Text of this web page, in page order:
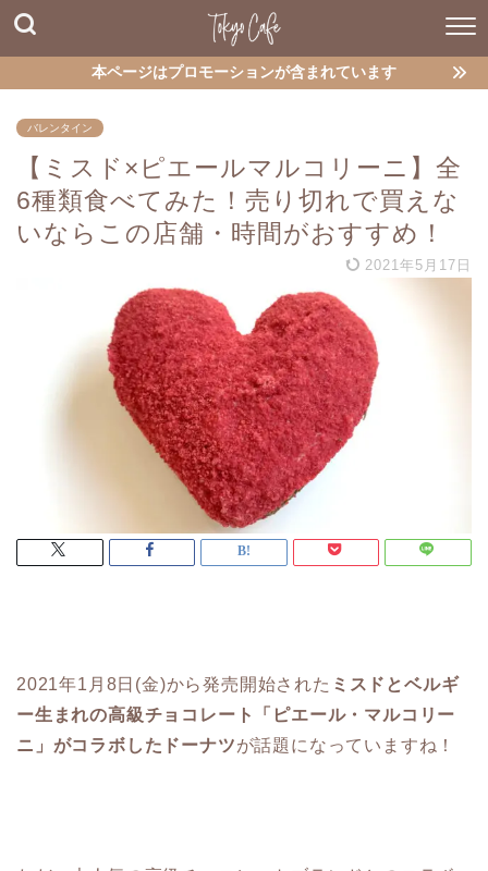
本ページはプロモーションが含まれています
バレンタイン
【ミスド×ピエールマルコリーニ】全
6種類食べてみた！売り切れで買えな
いならこの店舗・時間がおすすめ！
2021年5月17日
2021年1月8日(金)から発売開始された ミスドとベルギ
ー生まれの高級チョコレート「ピエール・マルコリー
ニ」がコラボしたドーナツが話題になっていますね！